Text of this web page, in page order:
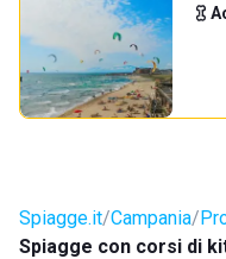
Spiagge.it Campania
Spiagge con corsi di